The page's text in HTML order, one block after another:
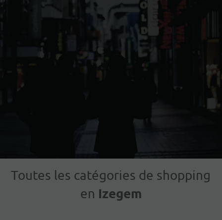
Toutes les catégories de shopping
en Izegem